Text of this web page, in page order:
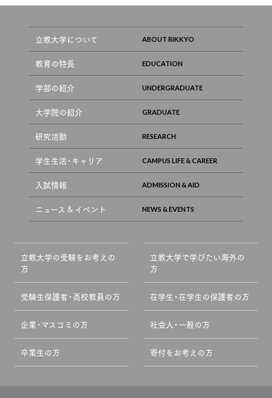
立教大学について
教育の特長
学部の紹介
大学院の紹介
研究活動
学生生活・キャリア
入試情報
ニュース & イベント
立教大学の受験をお考えの
方
立教大学で学びたい海外の
方
受験生保護者・高校教員の方 在学生・在学生の保護者の方
企業・マスコミの方 社会人・一般の方
卒業生の方 寄付をお考えの方